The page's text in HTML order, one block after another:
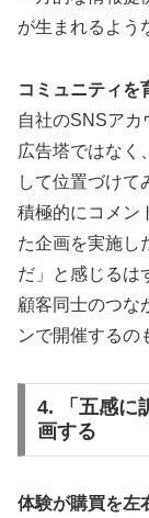
が生まれるよう
コミュニティを
自社のSNSアカ
広告塔ではなく
して位置づけて
積極的にコメン
た企画を実施し
だ」と感じるは
顧客同士のつな
ンで開催するの
4. 「五感に
画する
体験が購買を左